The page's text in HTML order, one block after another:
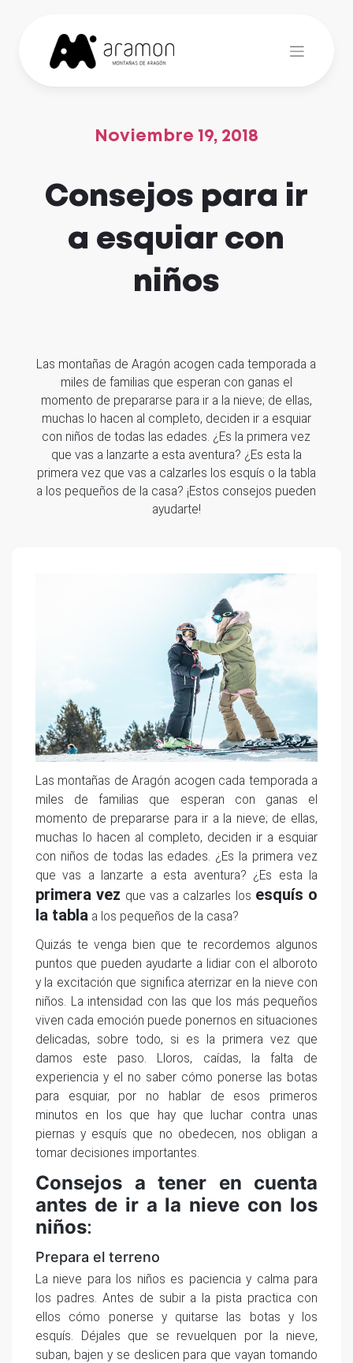
Noviembre 19, 2018
Consejos para ir
a esquiar con
niños
Las montañas de Aragón acogen cada temporada a
miles de familias que esperan con ganas el
momento de prepararse para ir a la nieve; de ellas,
muchas lo hacen al completo, deciden ir a esquiar
con niños de todas las edades. ¿Es la primera vez
que vas a lanzarte a esta aventura? ¿Es esta la
primera vez que vas a calzarles los esquís o la tabla
a los pequeños de la casa? ¡Estos consejos pueden
ayudarte!
Las montañas de Aragón acogen cada temporada a
miles de familias que esperan con ganas el
momento de prepararse para ir a la nieve; de ellas,
muchas lo hacen al completo, deciden ir a esquiar
con niños de todas las edades. ¿Es la primera vez
que vas a lanzarte a esta aventura? ¿Es esta la
primera vez que vas a calzarles los esquís o
la tabla a los pequeños de la casa?
Quizás te venga bien que te recordemos algunos
puntos que pueden ayudarte a lidiar con el alboroto
y la excitación que significa aterrizar en la nieve con
niños. La intensidad con las que los más pequeños
viven cada emoción puede ponernos en situaciones
delicadas, sobre todo, si es la primera vez que
damos este paso. Lloros, caídas, la falta de
experiencia y el no saber cómo ponerse las botas
para esquiar, por no hablar de esos primeros
minutos en los que hay que luchar contra unas
piernas y esquís que no obedecen, nos obligan a
tomar decisiones importantes.
Consejos a tener en cuenta
antes de ir a la nieve con los
niños:
Prepara el terreno
La nieve para los niños es paciencia y calma para
los padres. Antes de subir a la pista practica con
ellos cómo ponerse y quitarse las botas y los
esquís. Déjales que se revuelquen por la nieve,
suban, bajen y se deslicen para que vayan tomando